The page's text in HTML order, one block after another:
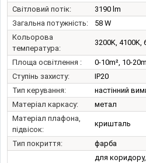
Світловий потік:
3190 lm
Загальна потужність:
58 W
Кольорова
температура:
3200K, 4100K,
Площа освітлення :
0-10m², 10-
Ступінь захисту:
IP20
Тип керування:
настінний
Матеріал каркасу:
метал
Матеріал плафона,
підвісок:
кришталь
Тип покриття: фарба
для